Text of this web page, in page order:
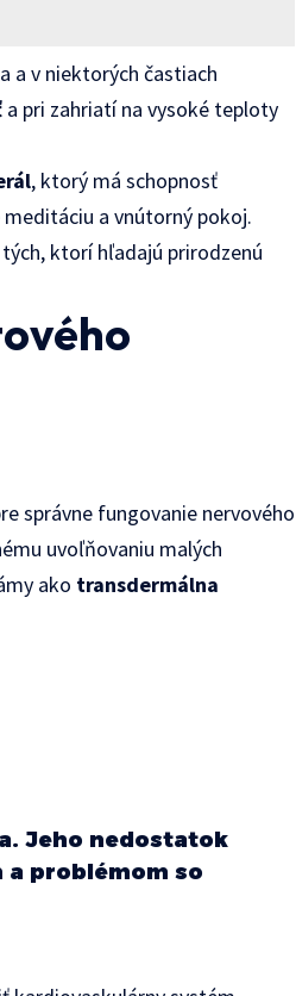
a v niektorých častiach
a pri zahriatí na vysoké teploty
, ktorý má schopnosť
a vnútorný pokoj.
ktorí hľadajú prirodzenú
správne fungovanie nervového
uvoľňovaniu malých
ako transdermálna
Jeho nedostatok
a problémom so